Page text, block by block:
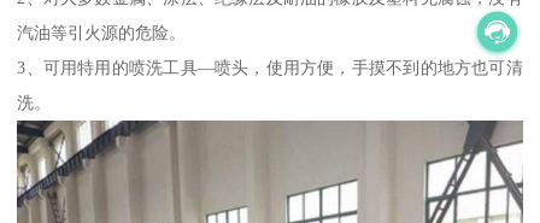
汽油等引火源的危险。
3、可用特用的喷洗工具—喷头，使用方便，手摸不到的地方也可清
洗。